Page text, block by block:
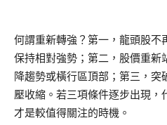
何謂重新轉強？第一，龍頭股不
保持相對強勢；第二，股價重新
降趨勢或橫行區頂部；第三，
壓收縮。若三項條件逐步出現，
才是較值得關注的時機。